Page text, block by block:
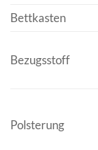
Bettkasten
Bezugsstoff
Polsterung